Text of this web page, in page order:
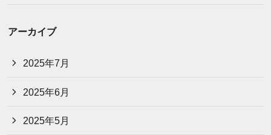
アーカイブ
2025年7月
2025年6月
2025年5月